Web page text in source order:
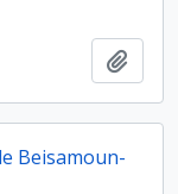
Beisamoun-